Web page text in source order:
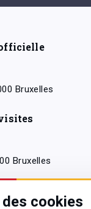
cookies
Bruxelles
Bruxelles